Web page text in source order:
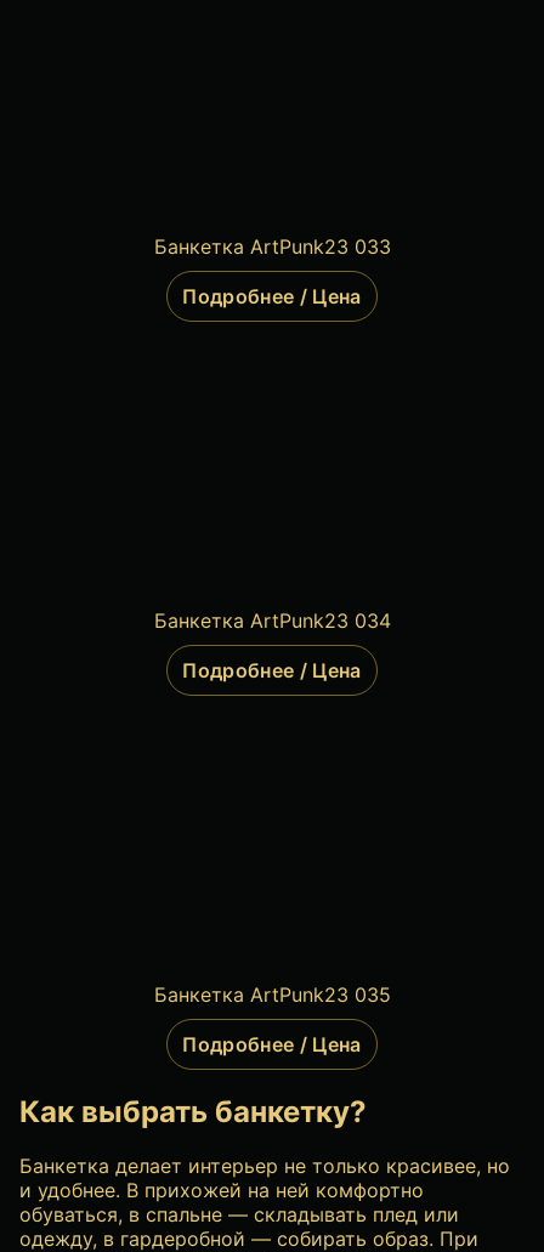
Банкетка ArtPunk23 033
Подробнее / Цена
Банкетка ArtPunk23 034
Подробнее / Цена
Банкетка ArtPunk23 035
Подробнее / Цена
Как выбрать банкетку?
Банкетка делает интерьер не только красивее, но
и удобнее. В прихожей на ней комфортно
обуваться, в спальне — складывать плед или
одежду, в гардеробной — собирать образ. При